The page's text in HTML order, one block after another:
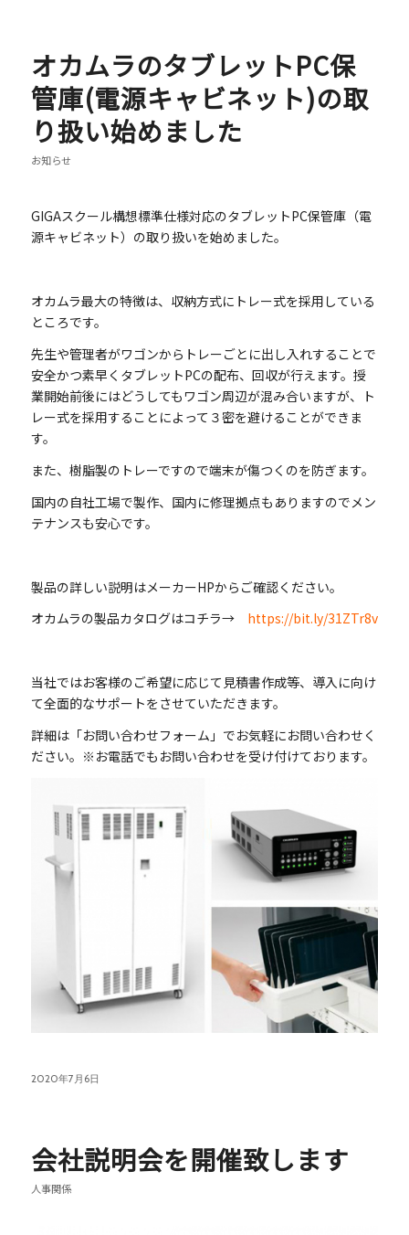
オカムラのタブレットPC保
管庫(電源キャビネット)の取
り扱い始めました
お知らせ
GIGAスクール構想標準仕様対応のタブレットPC保管庫（電
源キャビネット）の取り扱いを始めました。
オカムラ最大の特徴は、収納方式にトレー式を採用している
ところです。
先生や管理者がワゴンからトレーごとに出し入れすることで
安全かつ素早くタブレットPCの配布、回収が行えます。授
業開始前後にはどうしてもワゴン周辺が混み合いますが、ト
レー式を採用することによって３密を避けることができま
す。
また、樹脂製のトレーですので端末が傷つくのを防ぎます。
国内の自社工場で製作、国内に修理拠点もありますのでメン
テナンスも安心です。
製品の詳しい説明はメーカーHPからご確認ください。
オカムラの製品カタログはコチラ→ https://bit.ly/31ZTr8v
当社ではお客様のご希望に応じて見積書作成等、導入に向け
て全面的なサポートをさせていただきます。
詳細は「お問い合わせフォーム」でお気軽にお問い合わせく
ださい。※お電話でもお問い合わせを受け付けております。
2020年7月6日
会社説明会を開催致します
人事関係